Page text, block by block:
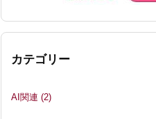
カテゴリー
AI関連 (2)